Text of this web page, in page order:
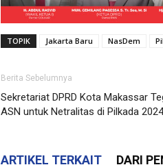
TOPIK Jakarta Baru NasDem
Berita Sebelumnya
Sekretariat DPRD Kota Makassar
ASN untuk Netralitas di Pilkada 2024
ARTIKEL TERKAIT DARI